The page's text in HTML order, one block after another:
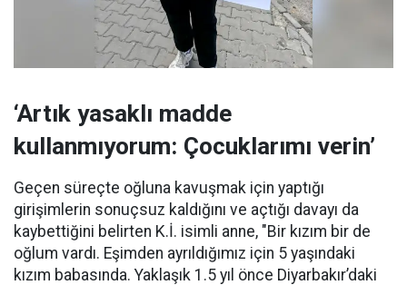
‘Artık yasaklı madde
kullanmıyorum: Çocuklarımı verin’
Geçen süreçte oğluna kavuşmak için yaptığı
girişimlerin sonuçsuz kaldığını ve açtığı davayı da
kaybettiğini belirten K.İ. isimli anne, "Bir kızım bir de
oğlum vardı. Eşimden ayrıldığımız için 5 yaşındaki
kızım babasında. Yaklaşık 1.5 yıl önce Diyarbakır’daki